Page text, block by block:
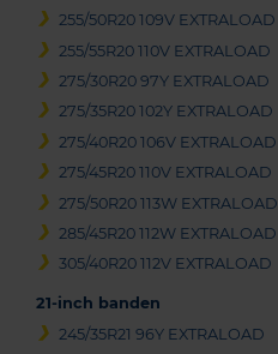
255/50R20 109V EXTRALOAD
255/55R20 110V EXTRALOAD
275/30R20 97Y EXTRALOAD
275/35R20 102Y EXTRALOAD
275/40R20 106V EXTRALOAD
275/45R20 110V EXTRALOAD
275/50R20 113W EXTRALOAD
285/45R20 112W EXTRALOAD
305/40R20 112V EXTRALOAD
21-inch banden
245/35R21 96Y EXTRALOAD